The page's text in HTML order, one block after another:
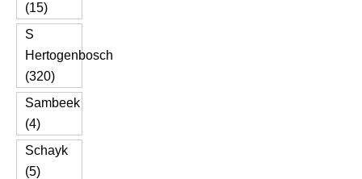
(15)
S
Hertogenbosch
(320)
Sambeek
(4)
Schayk
(5)